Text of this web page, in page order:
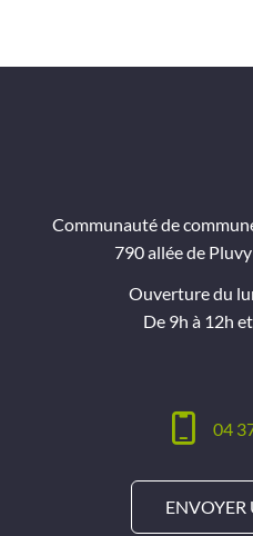
Communauté de
790 allée de
Ouverture du
De 9h à 12h
04